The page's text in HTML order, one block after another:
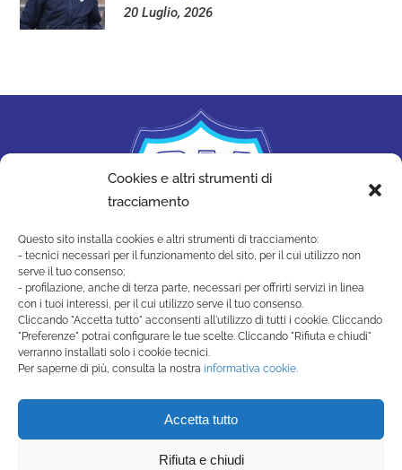
Cookies e altri strumenti di
tracciamento
Questo sito installa cookies e altri strumenti di tracciamento:
- tecnici necessari per il funzionamento del sito, per il cui utilizzo non
serve il tuo consenso;
- profilazione, anche di terza parte, necessari per offrirti servizi in linea
con i tuoi interessi, per il cui utilizzo serve il tuo consenso.
Cliccando "Accetta tutto" acconsenti all'utilizzo di tutti i cookie. Cliccando
"Preferenze" potrai configurare le tue scelte. Cliccando "Rifiuta e chiudi"
verranno installati solo i cookie tecnici.
Per saperne di più, consulta la nostra informativa cookie.
Accetta tutto
Rifiuta e chiudi
20 Luglio, 2026
SAN MARINO ACADEMY
Strada di Montecchio, 17 47890
(+378) 0549 990515 -
segreteria@sanmarinoacademy.sm
Privacy Policy- Cookie Policy